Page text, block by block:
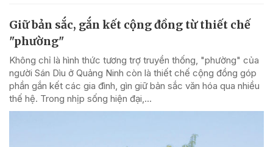
Giữ bản sắc, gắn kết cộng đồng từ thiết chế
"phường"
Không chỉ là hình thức tương trợ truyền thống, "phường" của
người Sán Dìu ở Quảng Ninh còn là thiết chế cộng đồng góp
phần gắn kết các gia đình, gìn giữ bản sắc văn hóa qua nhiều
thế hệ. Trong nhịp sống hiện đại,...